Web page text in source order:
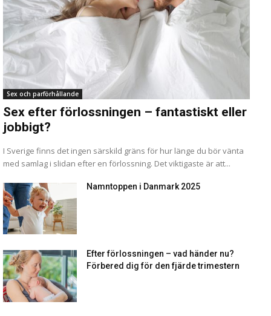
Sex och parförhållande
Sex efter förlossningen – fantastiskt eller
jobbigt?
I Sverige finns det ingen särskild gräns för hur länge du bör vänta
med samlag i slidan efter en förlossning. Det viktigaste är att...
Namntoppen i Danmark 2025
Efter förlossningen – vad händer nu?
Förbered dig för den fjärde trimestern